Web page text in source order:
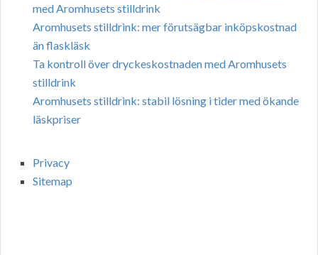
med Aromhusets stilldrink
Aromhusets stilldrink: mer förutsägbar inköpskostnad
än flaskläsk
Ta kontroll över dryckeskostnaden med Aromhusets
stilldrink
Aromhusets stilldrink: stabil lösning i tider med ökande
läskpriser
Privacy
Sitemap